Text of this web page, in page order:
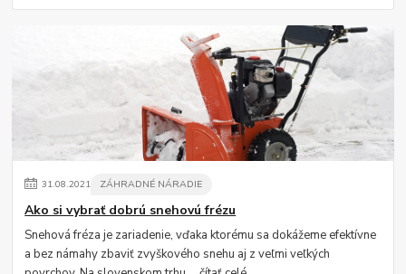
31.08.2021 ZÁHRADNÉ NÁRADIE
Ako si vybrať dobrú snehovú frézu
Snehová fréza je zariadenie, vďaka ktorému sa dokážeme efektívne
a bez námahy zbaviť zvyškového snehu aj z veľmi veľkých